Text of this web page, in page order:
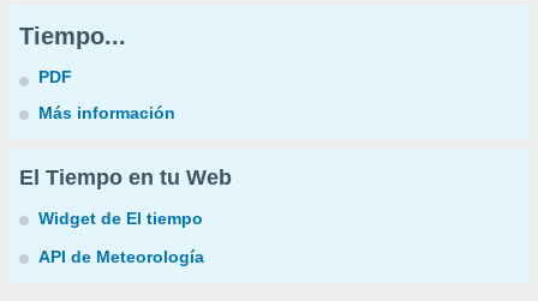
Tiempo...
PDF
Más información
El Tiempo en tu Web
Widget de El tiempo
API de Meteorología